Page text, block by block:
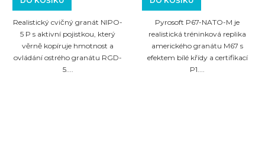
Realistický cvičný granát NIPO-
5 P s aktivní pojistkou, který
věrně kopíruje hmotnost a
ovládání ostrého granátu RGD-
5....
Pyrosoft P67-NATO-M je
realistická tréninková replika
amerického granátu M67 s
efektem bílé křídy a certifikací
P1....